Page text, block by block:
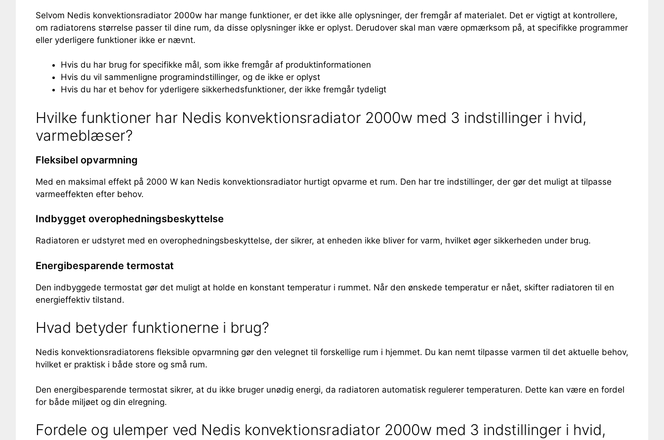
Selvom Nedis konvektionsradiator 2000w har mange funktioner, er det ikke alle oplysninger, der fremgår af materialet. Det er vigtigt at kontrollere,
om radiatorens størrelse passer til dine rum, da disse oplysninger ikke er oplyst. Derudover skal man være opmærksom på, at specifikke programmer
eller yderligere funktioner ikke er nævnt.
Hvis du har brug for specifikke mål, som ikke fremgår af produktinformationen
Hvis du vil sammenligne programindstillinger, og de ikke er oplyst
Hvis du har et behov for yderligere sikkerhedsfunktioner, der ikke fremgår tydeligt
Hvilke funktioner har Nedis konvektionsradiator 2000w med 3 indstillinger i hvid,
varmeblæser?
Fleksibel opvarmning
Med en maksimal effekt på 2000 W kan Nedis konvektionsradiator hurtigt opvarme et rum. Den har tre indstillinger, der gør det muligt at tilpasse
varmeeffekten efter behov.
Indbygget overophedningsbeskyttelse
Radiatoren er udstyret med en overophedningsbeskyttelse, der sikrer, at enheden ikke bliver for varm, hvilket øger sikkerheden under brug.
Energibesparende termostat
Den indbyggede termostat gør det muligt at holde en konstant temperatur i rummet. Når den ønskede temperatur er nået, skifter radiatoren til en
energieffektiv tilstand.
Hvad betyder funktionerne i brug?
Nedis konvektionsradiatorens fleksible opvarmning gør den velegnet til forskellige rum i hjemmet. Du kan nemt tilpasse varmen til det aktuelle behov,
hvilket er praktisk i både store og små rum.
Den energibesparende termostat sikrer, at du ikke bruger unødig energi, da radiatoren automatisk regulerer temperaturen. Dette kan være en fordel
for både miljøet og din elregning.
Fordele og ulemper ved Nedis konvektionsradiator 2000w med 3 indstillinger i hvid,